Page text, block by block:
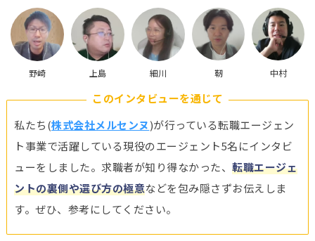
野崎 上島 細川 靭 中村
このインタビューを通じて
私たち(株式会社メルセンヌ)が行っている転職エージェン
ト事業で活躍している現役のエージェント5名にインタビ
ューをしました。求職者が知り得なかった、 転職エージェ
ントの裏側や選び方の極意などを包み隠さずお伝えしま
す。ぜひ、参考にしてください。